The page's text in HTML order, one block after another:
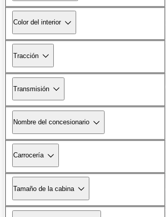
Color del interior
Tracción
Transmisión
Nombre del concesionario
Carrocería
Tamaño de la cabina